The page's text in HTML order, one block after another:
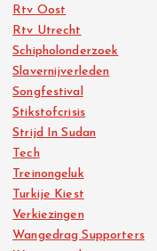
Rtv Oost
Rtv Utrecht
Schipholonderzoek
Slavernijverleden
Songfestival
Stikstofcrisis
Strijd In Sudan
Tech
Treinongeluk
Turkije Kiest
Verkiezingen
Wangedrag Supporters